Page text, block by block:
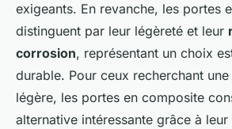
exigeants. En revanche, les portes
distinguent par leur légèreté et leur
corrosion, représentant un choix
durable. Pour ceux recherchant
légère, les portes en composite
alternative intéressante grâce à